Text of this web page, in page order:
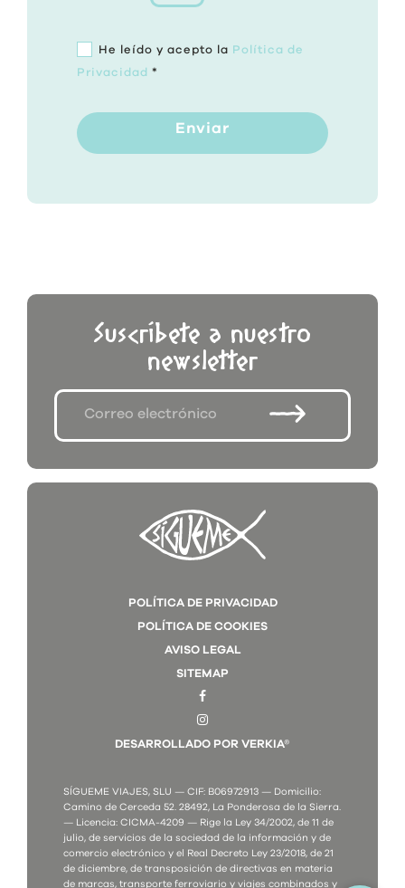
He leído y acepto la Política de
Privacidad *
Enviar
Suscríbete a nuestro
newsletter
POLÍTICA DE PRIVACIDAD
POLÍTICA DE COOKIES
AVISO LEGAL
SITEMAP
DESARROLLADO POR VERKIA®
SÍGUEME VIAJES, SLU — CIF: B06972913 — Domicilio:
Camino de Cerceda 52. 28492, La Ponderosa de la Sierra.
— Licencia: CICMA-4209 — Rige la Ley 34/2002, de 11 de
julio, de servicios de la sociedad de la información y de
comercio electrónico y el Real Decreto Ley 23/2018, de 21
de diciembre, de transposición de directivas en materia
de marcas, transporte ferroviario y viajes combinados y